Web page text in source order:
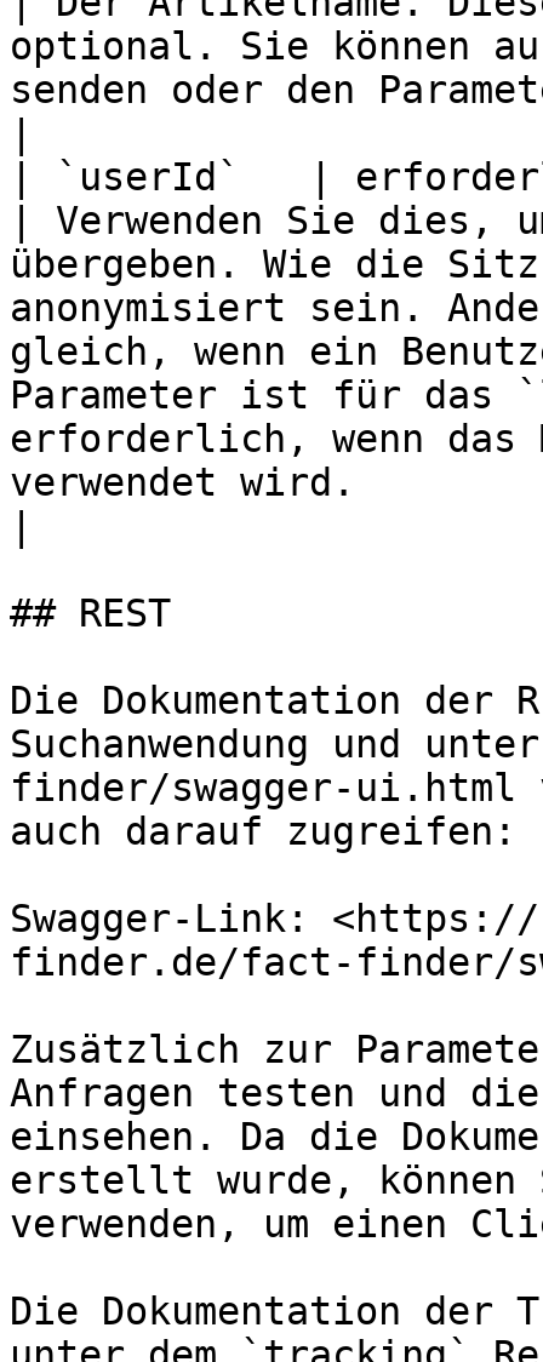
optional. Sie können
senden oder den
| `userId`   |
| Verwenden Sie dies,
übergeben. Wie die
anonymisiert sein.
gleich, wenn ein
Parameter ist für das
erforderlich, wenn das
verwendet wird.
## REST
Die Dokumentation der
Suchanwendung und
finder/swagger-ui.html
auch darauf zugreifen:
Swagger-Link:
finder.de/fact-finder/
Zusätzlich zur
Anfragen testen und
einsehen. Da die
erstellt wurde, können
verwenden, um einen
Die Dokumentation